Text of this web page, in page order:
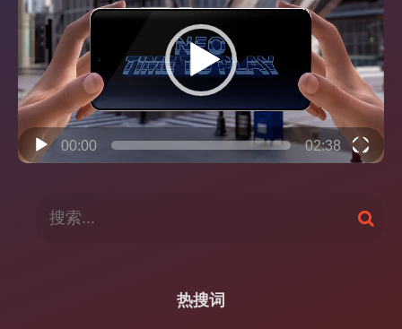
播
放
器
00:00 02:38
搜
索
热搜词